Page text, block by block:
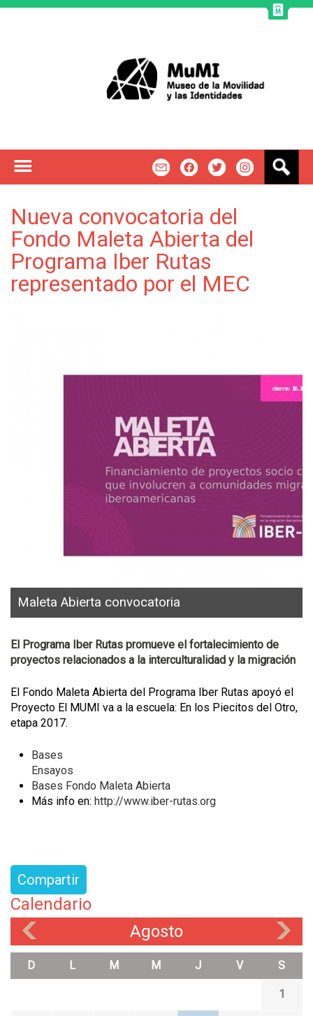
Nueva convocatoria del
Fondo Maleta Abierta del
Programa Iber Rutas
representado por el MEC
Maleta Abierta convocatoria
El Programa Iber Rutas promueve el fortalecimiento de
proyectos relacionados a la interculturalidad y la migración
El Fondo Maleta Abierta del Programa Iber Rutas apoyó el
Proyecto El MUMI va a la escuela: En los Piecitos del Otro,
etapa 2017.
Bases
Ensayos
Bases Fondo Maleta Abierta
Más info en: http://www.iber-rutas.org
Compartir
Calendario
Agosto
D L M M J V S
1
s